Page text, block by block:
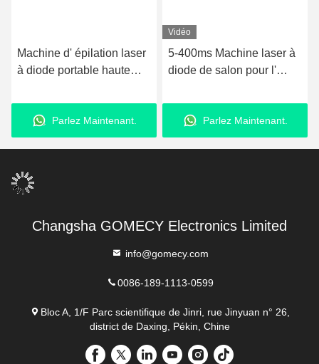
Machine d' épilation laser
à diode portable haute
1064nm 3 longueurs d'
onde
Parlez Maintenant.
Vidéo
5-400ms Machine laser à
diode de salon pour l'
Puissance d'entrée
Parlez Maintenant.
Changsha GOMECY Electronics Limited
info@gomecy.com
0086-189-1113-0599
Bloc A, 1/F Parc scientifique de Jinri, rue Jinyuan n° 26,
district de Daxing, Pékin, Chine